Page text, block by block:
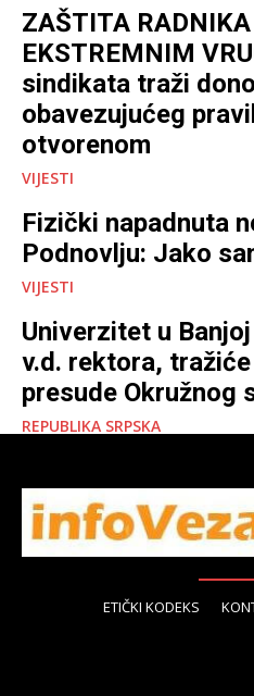
ZAŠTITA
EKSTREMNIM
sindikata traži
obavezujućeg
otvorenom
VIJESTI
Fizički napadnuta
Podnovlju: Jako
VIJESTI
Univerzitet u
v.d. rektora,
presude Okružnog
REPUBLIKA SRPSKA
ETIČKI KODEKS